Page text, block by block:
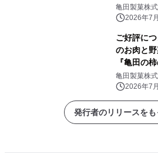
亀田製菓株
2026年7
ご好評に
のお肉と
『亀田の
亀田製菓株
2026年7
発行者のリリースをも